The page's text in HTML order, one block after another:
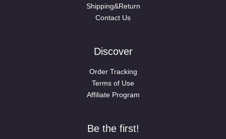
Shipping&Return
Contact Us
Discover
Order Tracking
Terms of Use
Affiliate Program
Be the first!